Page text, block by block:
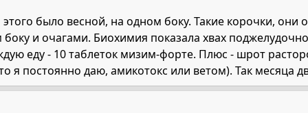
было весной, на одном боку. Такие корочки,
и очагами. Биохимия показала хвах
еду - 10 таблеток мизим-форте. Плюс - шрот
я постоянно даю, амикотокс или ветом). Так месяца